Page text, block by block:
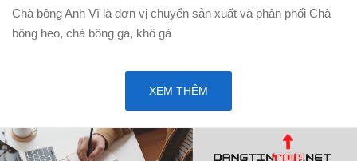
Chà bông Anh Vĩ là đơn vị chuyển sản xuất và phân phối Chà
bông heo, chà bông gà, khô gà
XEM THÊM